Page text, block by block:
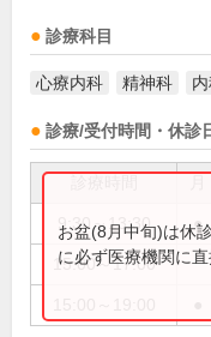
診療科目
心療内科 精神科
診療/受付時間・休診
9:30～13:30 ●
15:00～17:00
お盆(8月中旬)は休
に必ず医療機関に直